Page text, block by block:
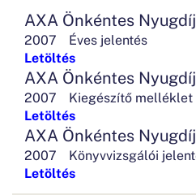
AXA Önkéntes
2007
Éves jelentés
Letöltés
AXA Önkéntes
2007
Kiegészítő melléklet
Letöltés
AXA Önkéntes
2007
Könyvvizsgálói
Letöltés